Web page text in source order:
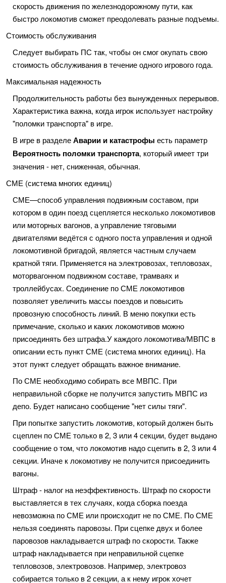
скорость движения по железнодорожному пути, как
быстро локомотив сможет преодолевать разные подъемы.
Стоимость обслуживания
Следует выбирать ПС так, чтобы он смог окупать свою
стоимость обслуживания в течение одного игрового года.
Максимальная надежность
Продолжительность работы без вынужденных перерывов.
Характеристика важна, когда игрок использует настройку
"поломки транспорта" в игре.
В игре в разделеАварии и катастрофы есть параметр
Вероятность поломки транспорта, который имеет три
значения - нет, сниженная, обычная.
СМЕ (система многих единиц)
СМЕ—способ управления подвижным составом, при
котором в один поезд сцепляется несколько локомотивов
или моторных вагонов, а управление тяговыми
двигателями ведётся с одного поста управления и одной
локомотивной бригадой, является частным случаем
кратной тяги. Применяется на электровозах, тепловозах,
моторвагонном подвижном составе, трамваях и
троллейбусах. Соединение по СМЕ локомотивов
позволяет увеличить массы поездов и повысить
провозную способность линий. В меню покупки есть
примечание, сколько и каких локомотивов можно
присоединять без штрафа.У каждого локомотива/МВПС в
описании есть пункт СМЕ (система многих единиц). На
этот пункт следует обращать важное внимание.
По СМЕ необходимо собирать все МВПС. При
неправильной сборке не получится запустить МВПС из
депо. Будет написано сообщение "нет силы тяги".
При попытке запустить локомотив, который должен быть
сцеплен по СМЕ только в 2, 3 или 4 секции, будет выдано
сообщение о том, что локомотив надо сцепить в 2, 3 или 4
секции. Иначе к локомотиву не получится присоединить
вагоны.
Штраф - налог на неэффективность. Штраф по скорости
выставляется в тех случаях, когда сборка поезда
невозможна по СМЕ или происходит не по СМЕ. По СМЕ
нельзя соединять паровозы. При сцепке двух и более
паровозов накладывается штраф по скорости. Также
штраф накладывается при неправильной сцепке
тепловозов, электровозов. Например, электровоз
собирается только в 2 секции, а к нему игрок хочет